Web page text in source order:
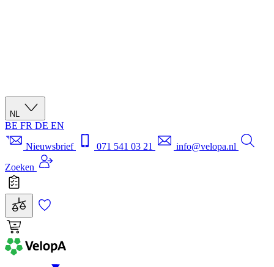
NL
BE FR DE EN
Nieuwsbrief
071 541 03 21
info@velopa.nl
Zoeken